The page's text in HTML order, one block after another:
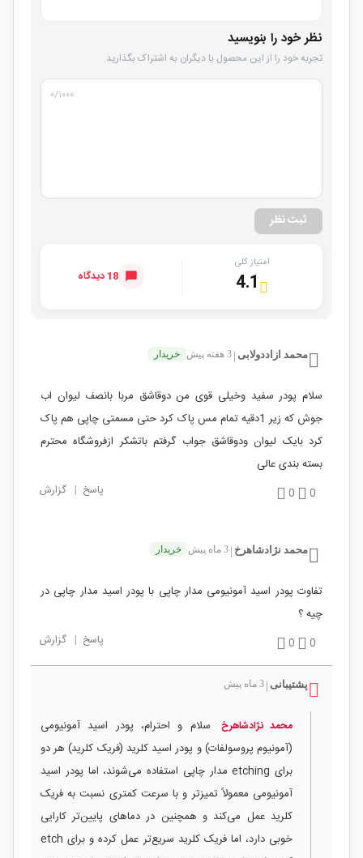
نظر خود را بنویسید
تجربه خود را از این محصول با دیگران به اشتراک بگذارید.
۰/۱۰۰۰
ثبت نظر
امتیاز کلی
4.1 18 دیدگاه
محمد ازاددولابی | 3 هفته پیش خریدار
سلام پودر سفید وخیلی قوی من دوقاشق مربا بانصف لیوان اب
جوش که زیر 1دقیه تمام مس پاک کرد حتی مسمتی چاپی هم پاک
کرد بایک لیوان ودوقاشق جواب گرفتم باتشکر ازفروشگاه محترم
بسته بندی عالی
0
0 پاسخ | گزارش
محمد نژادشاهرخ | 3 ماه پیش خریدار
تفاوت پودر اسید آمونیومی مدار چاپی با پودر اسید مدار چاپی در
چیه ؟
0
0 پاسخ | گزارش
پشتیبانی | 3 ماه پیش
محمد نژادشاهرخ
سلام و احترام، پودر اسید آمونیومی
(آمونیوم پروسولفات) و پودر اسید کلرید (فریک کلرید) هر دو
برای etching مدار چاپی استفاده می‌شوند، اما پودر اسید
آمونیومی معمولاً تمیزتر و با سرعت کمتری نسبت به فریک
کلرید عمل می‌کند و همچنین در دماهای پایین‌تر کارایی
خوبی دارد، اما فریک کلرید سریع‌تر عمل کرده و برای etch